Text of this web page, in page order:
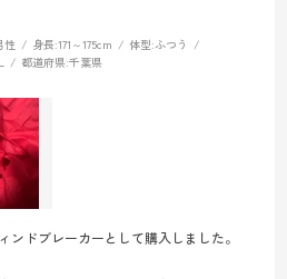
性 身長:171～175cm 体型:ふつう
L 都道府県:千葉県
ンドブレーカーとして購入しました。